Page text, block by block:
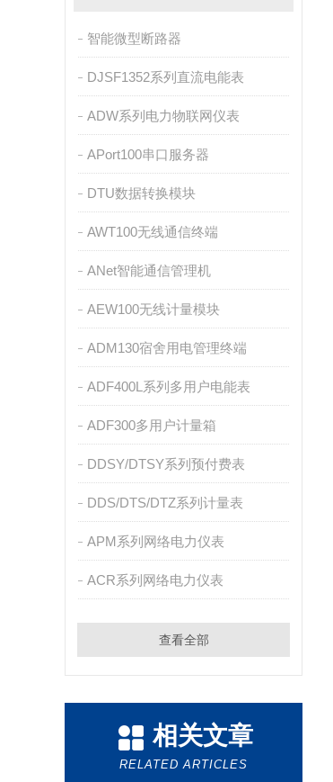
智能微型断路器
DJSF1352系列直流电能表
ADW系列电力物联网仪表
APort100串口服务器
DTU数据转换模块
AWT100无线通信终端
ANet智能通信管理机
AEW100无线计量模块
ADM130宿舍用电管理终端
ADF400L系列多用户电能表
ADF300多用户计量箱
DDSY/DTSY系列预付费表
DDS/DTS/DTZ系列计量表
APM系列网络电力仪表
ACR系列网络电力仪表
查看全部
相关文章
RELATED ARTICLES